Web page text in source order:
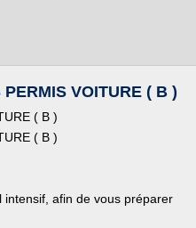
VOITURE ( B )
( B )
( B )
intensif, afin de vous préparer